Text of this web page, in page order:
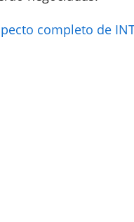
completo de